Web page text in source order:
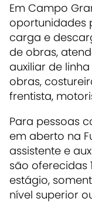
Em Campo
oportunidades
carga e
de obras,
auxiliar de
obras,
frentista,
Para pessoas
em aberto na
assistente e
são oferecidas
estágio,
nível superior